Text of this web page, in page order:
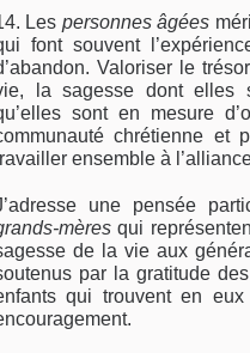
Les personnes âgées
font souvent
Valoriser le
la sagesse dont elles
sont en mesure
chrétienne et
ensemble à
une pensée
mères qui
de la vie aux
par la gratitude
qui trouvent en eux